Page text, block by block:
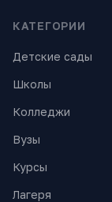
КАТЕГОРИИ
Детские сады
Школы
Колледжи
Вузы
Курсы
Лагеря